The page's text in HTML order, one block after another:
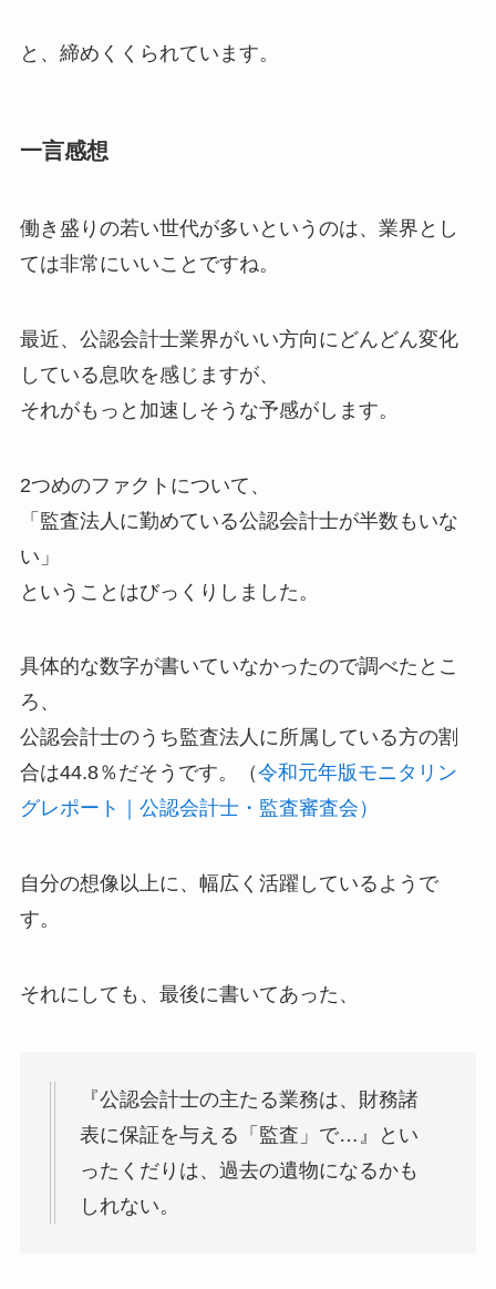
と、締めくくられています。
一言感想
働き盛りの若い世代が多いというのは、業界とし
ては非常にいいことですね。
最近、公認会計士業界がいい方向にどんどん変化
している息吹を感じますが、
それがもっと加速しそうな予感がします。
2つめのファクトについて、
「監査法人に勤めている公認会計士が半数もいな
い」
ということはびっくりしました。
具体的な数字が書いていなかったので調べたとこ
ろ、
公認会計士のうち監査法人に所属している方の割
合は44.8％だそうです。（令和元年版モニタリン
グレポート｜公認会計士・監査審査会）
自分の想像以上に、幅広く活躍しているようで
す。
それにしても、最後に書いてあった、
『公認会計士の主たる業務は、財務諸
表に保証を与える「監査」で…』とい
ったくだりは、 過去の遺物になるかも
しれない。